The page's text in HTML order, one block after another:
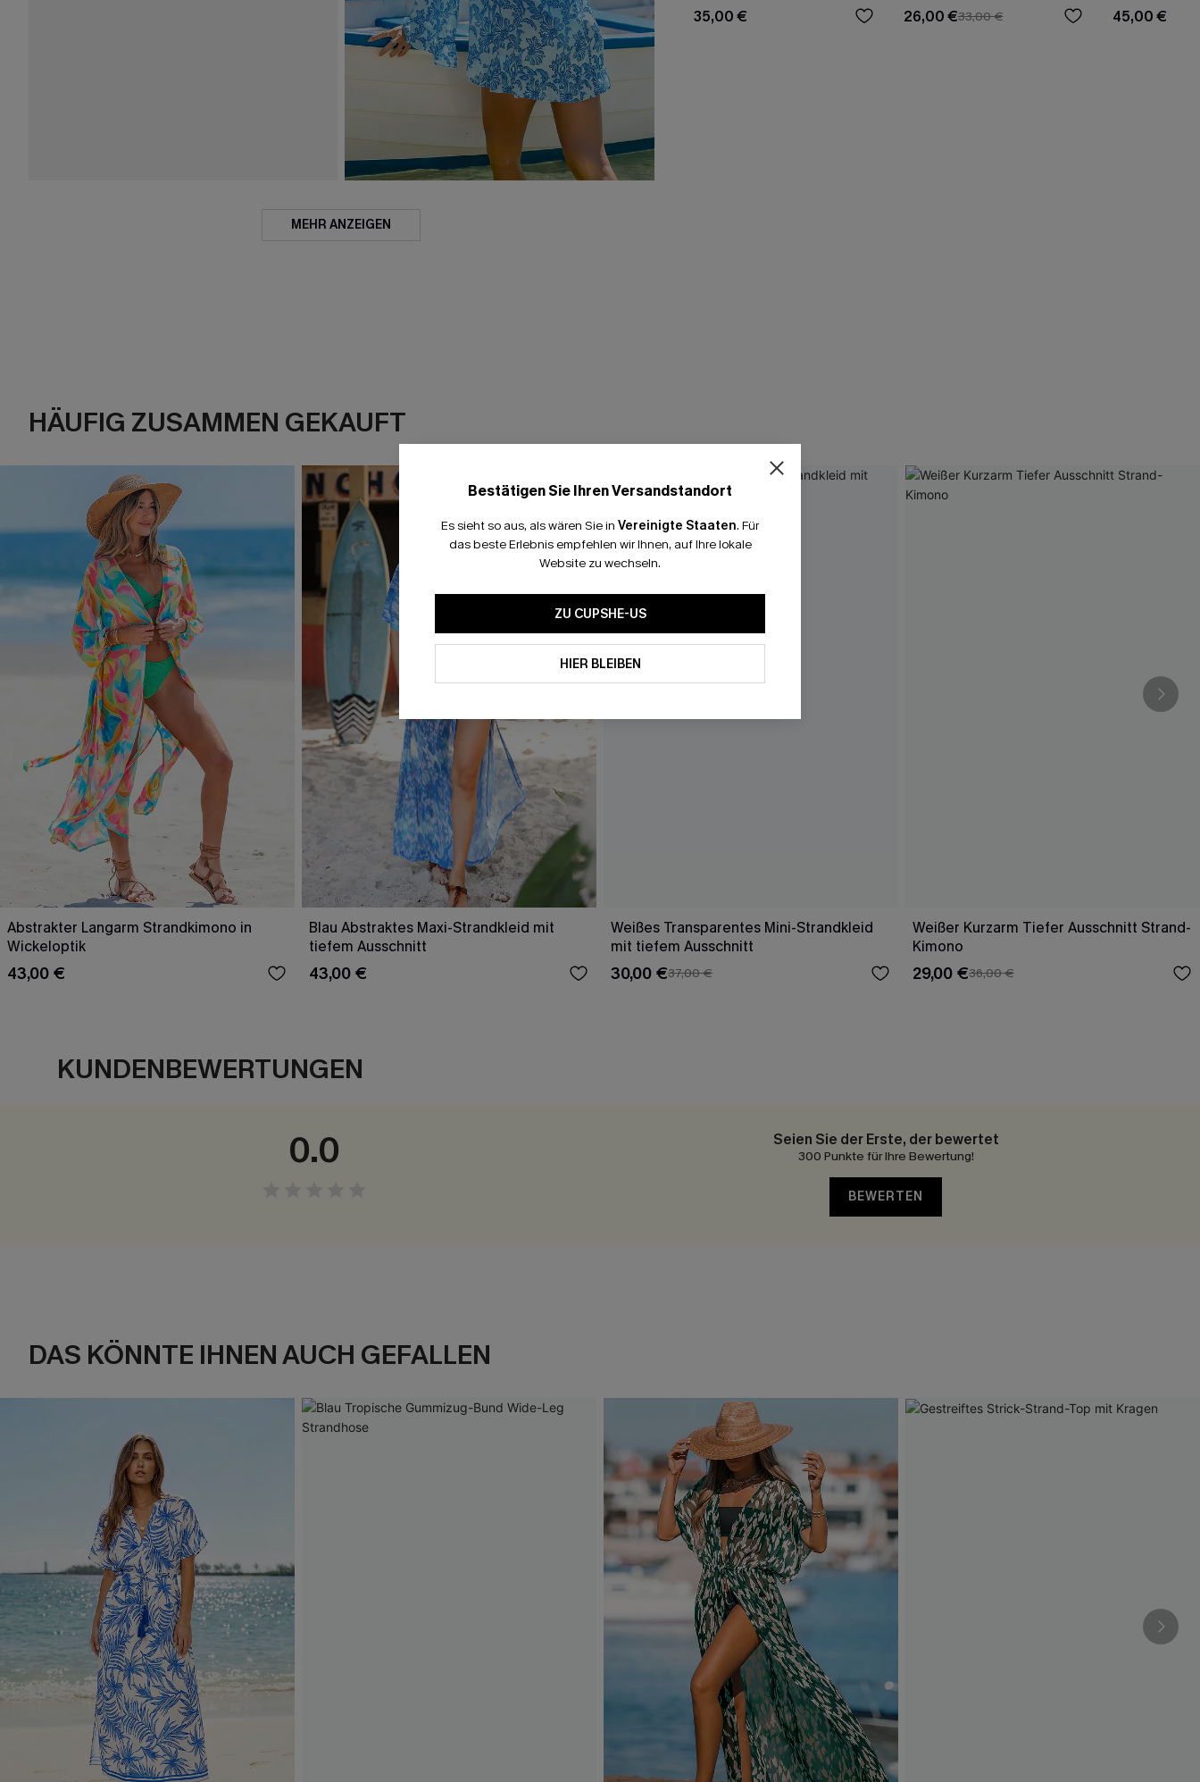
MEHR ANZEIGEN
35,00 € 26,00 €33,00 € 45,00 €
HÄUFIG ZUSAMMEN GEKAUFT
Abstrakter Langarm Strandkimono in
Wickeloptik
43,00 €
Blau Abstraktes Maxi-Strandkleid mit
tiefem Ausschnitt
43,00 €
Weißes Transparentes Mini-Strandkleid
mit tiefem Ausschnitt
30,00 €37,00 €
Weißer Kurzarm Tiefer Ausschnitt Strand-
Kimono
29,00 €36,00 €
KUNDENBEWERTUNGEN
0.0 Seien Sie der Erste, der bewertet
300 Punkte für Ihre Bewertung!
BEWERTEN
DAS KÖNNTE IHNEN AUCH GEFALLEN
Bestätigen Sie Ihren Versandstandort
Es sieht so aus, als wären Sie in Vereinigte Staaten. Für
das beste Erlebnis empfehlen wir Ihnen, auf Ihre lokale
Website zu wechseln.
ZU CUPSHE-US
HIER BLEIBEN